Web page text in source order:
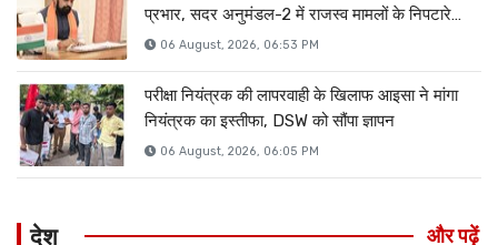
प्रभार, सदर अनुमंडल-2 में राजस्व मामलों के निपटारे
को मिलेगी गति
06 August, 2026, 06:53 PM
परीक्षा नियंत्रक की लापरवाही के खिलाफ आइसा ने मांगा
नियंत्रक का इस्तीफा, DSW को सौंपा ज्ञापन
06 August, 2026, 06:05 PM
देश और पढ़ें